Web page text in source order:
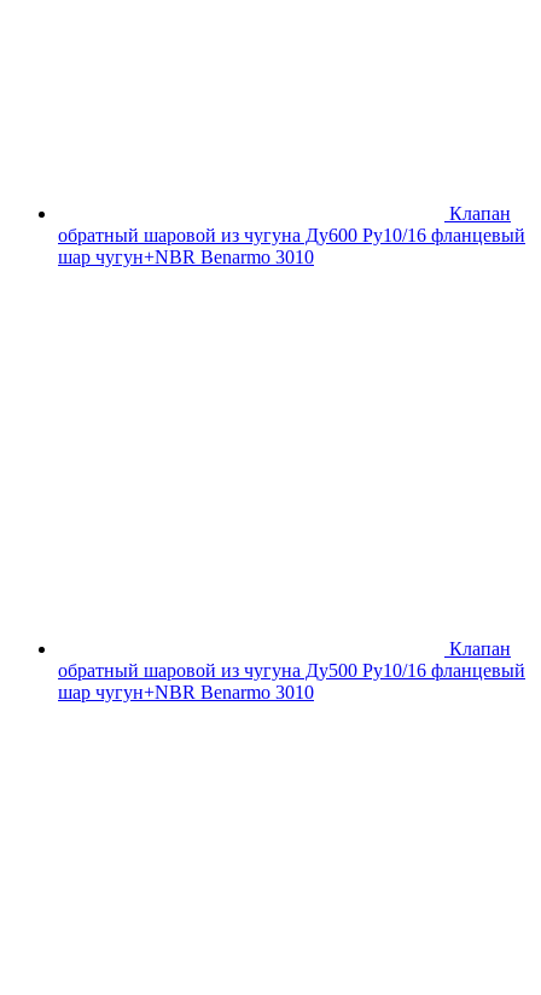
Клапан
обратный шаровой из чугуна Ду600 Ру10/16 фланцевый
шар чугун+NBR Benarmo 3010
Клапан
обратный шаровой из чугуна Ду500 Ру10/16 фланцевый
шар чугун+NBR Benarmo 3010